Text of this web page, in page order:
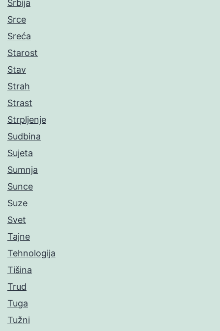
Srbija
Srce
Sreća
Starost
Stav
Strah
Strast
Strpljenje
Sudbina
Sujeta
Sumnja
Sunce
Suze
Svet
Tajne
Tehnologija
Tišina
Trud
Tuga
Tužni